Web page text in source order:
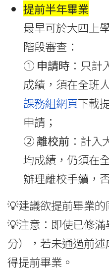
提前半年畢業
最早可於大四上
階段審查：
① 申請時 ：只
成績，須在全班
課務組網頁下載
申請 ；
②離校前 ：計
均成績，仍須在
辦理離校手續，
💡建議欲提前畢業的
💡注意：即使已修
分），若未通過前
得提前畢業。